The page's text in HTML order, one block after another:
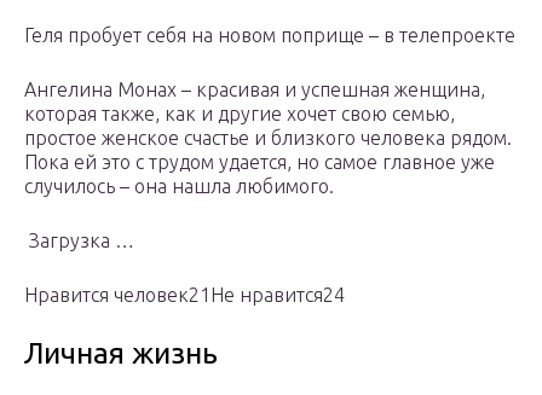
Геля пробует себя на новом поприще – в телепроекте
Ангелина Монах – красивая и успешная женщина,
которая также, как и другие хочет свою семью,
простое женское счастье и близкого человека рядом.
Пока ей это с трудом удается, но самое главное уже
случилось – она нашла любимого.
Загрузка …
Нравится человек21Не нравится24
Личная жизнь